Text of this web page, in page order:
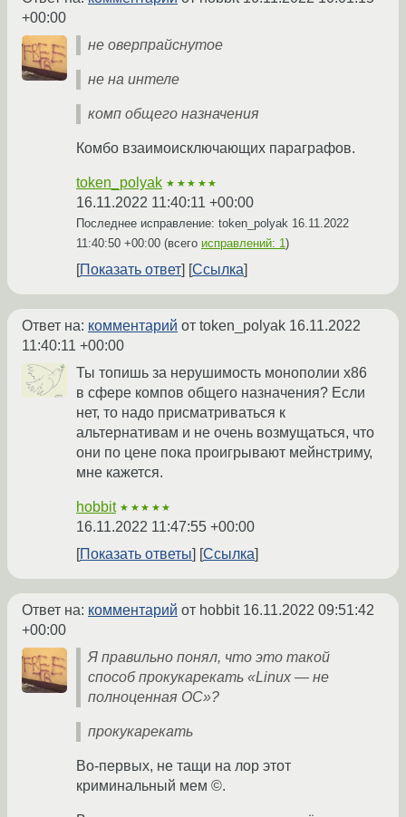
+00:00
не оверпрайснутое
не на интеле
комп общего назначения
Комбо взаимоисключающих параграфов.
token_polyak ★★★★★
16.11.2022 11:40:11 +00:00
Последнее исправление: token_polyak 16.11.2022
11:40:50 +00:00 (всего исправлений: 1)
Показать ответ Ссылка
Ответ на: комментарий от token_polyak 16.11.2022
11:40:11 +00:00
Ты топишь за нерушимость монополии x86
в сфере компов общего назначения? Если
нет, то надо присматриваться к
альтернативам и не очень возмущаться, что
они по цене пока проигрывают мейнстриму,
мне кажется.
hobbit ★★★★★
16.11.2022 11:47:55 +00:00
Показать ответы
Ссылка
Ответ на: комментарий от hobbit 16.11.2022 09:51:42
+00:00
Я правильно понял, что это такой
способ прокукарекать «Linux — не
полноценная ОС»?
прокукарекать
Во-первых, не тащи на лор этот
криминальный мем ©.